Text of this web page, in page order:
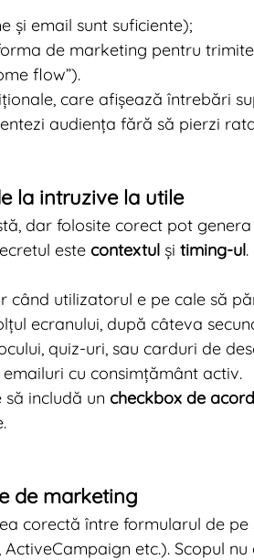
și email sunt suficiente);
de marketing pentru
flow”).
care afișează întrebări
audiența fără să pierzi
la intruzive la utile
dar folosite corect pot
este contextul și timing-ul.
utilizatorul e pe cale să
ecranului, după câteva
quiz-uri, sau carduri de
cu consimțământ activ.
includă un checkbox de
de marketing
corectă între formularul de
ActiveCampaign etc.). Scopul